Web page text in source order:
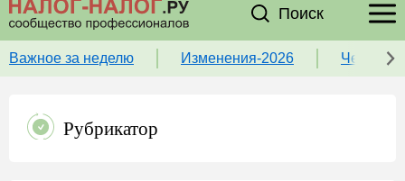
Поиск
Важное за неделю Изменения-2026 Чек-
Рубрикатор